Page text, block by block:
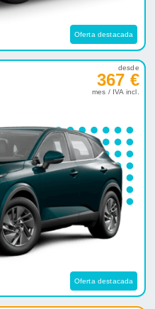
Oferta destacada
desde
367 €
mes / IVA incl.
Oferta destacada